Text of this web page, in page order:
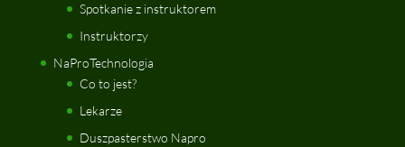
Spotkanie z instruktorem
Instruktorzy
NaProTechnologia
Co to jest?
Lekarze
Duszpasterstwo Napro